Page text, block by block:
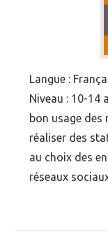
Langue :
Niveau : 10-14
bon usage des
réaliser des
au choix des
réseaux